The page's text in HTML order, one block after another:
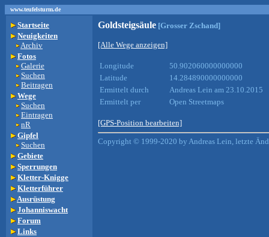
www.teufelsturm.de
Startseite
Neuigkeiten
Archiv
Fotos
Galerie
Suchen
Beitragen
Wege
Suchen
Eintragen
nR
Gipfel
Suchen
Gebiete
Sperrungen
Kletter-Knigge
Kletterführer
Ausrüstung
Johanniswacht
Forum
Links
Goldsteigsäule [Grosser Zschand]
[Alle Wege anzeigen]
Longitude
50.902060000000000
Latitude
14.284890000000000
Ermittelt durch
Andreas Lein am 23.10.2015
Ermittelt per
Open Streetmaps
[GPS-Position bearbeiten]
Copyright © 1999-2020 by Andreas Lein, letzte